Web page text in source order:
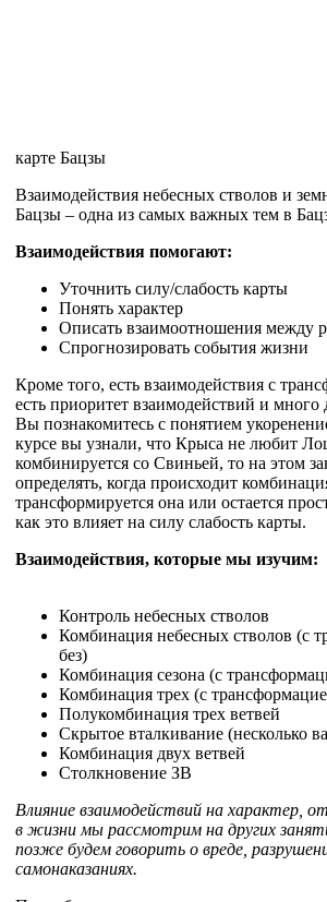
карте Бацзы
Взаимодействия небесных стволов и
Бацзы – одна из самых важных тем в
Взаимодействия помогают:
Уточнить силу/слабость карты
Понять характер
Описать взаимоотношения между
Спрогнозировать события жизни
Кроме того, есть взаимодействия с
есть приоритет взаимодействий и
Вы познакомитесь с понятием
курсе вы узнали, что Крыса не любит
комбинируется со Свиньей, то на этом
определять, когда происходит
трансформируется она или остается
как это влияет на силу слабость карты.
Взаимодействия, которые мы изучим:
Контроль небесных стволов
Комбинация небесных стволов (с
без)
Комбинация сезона (с
Комбинация трех (с
Полукомбинация трех ветвей
Скрытое вталкивание (несколько
Комбинация двух ветвей
Столкновение ЗВ
Влияние взаимодействий на характер,
в жизни мы рассмотрим на других
позже будем говорить о вреде,
самонаказаниях.